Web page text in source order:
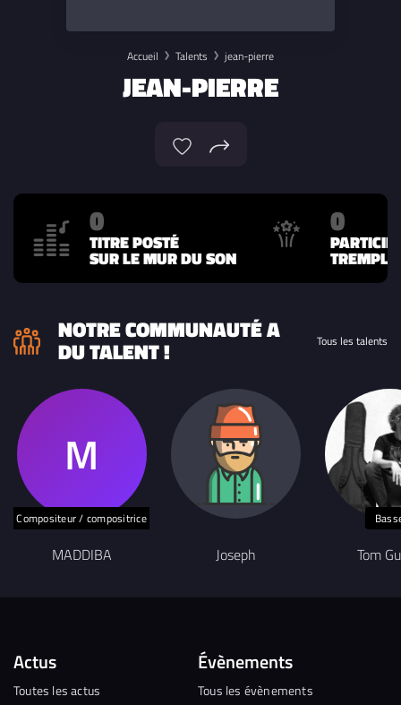
Accueil Talents jean-pierre
JEAN-PIERRE
0
TITRE POSTÉ
SUR LE MUR DU SON
0
NOTRE COMMUNAUTÉ A
DU TALENT ! Tous les talents
Compositeur / compositrice
MADDIBA Joseph Tom
Actus
Toutes les actus
Évènements
Tous les évènements